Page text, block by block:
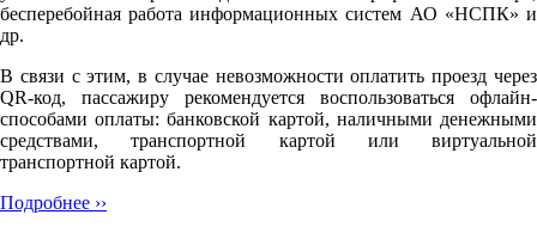
бесперебойная работа информационных систем АО «НСПК» и
др.
В связи с этим, в случае невозможности оплатить проезд через
QR-код, пассажиру рекомендуется воспользоваться офлайн-
способами оплаты: банковской картой, наличными денежными
средствами, транспортной картой или виртуальной
транспортной картой.
Подробнее ››